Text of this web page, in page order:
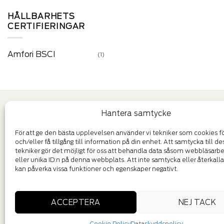
Hantera samtycke
För att ge den bästa upplevelsen använder vi tekniker som cookies
och/eller få tillgång till information på din enhet. Att samtycka till
tekniker gör det möjligt för oss att behandla data såsom
eller unika ID:n på denna webbplats. Att inte samtycka eller
kan påverka vissa funktioner och egenskaper negativt.
ACCEPTERA NEJ TACK
HÅLLBARHETS
CERTIFIERINGAR
Amfori BSCI (1)
Telefon:046 71 26 40
Epost:info@felestad.se
Profilvägen 4
246 43 Löddeköpinge
Orgnr. 556604-1371
Allmänna
Cookie
Kontakta oss